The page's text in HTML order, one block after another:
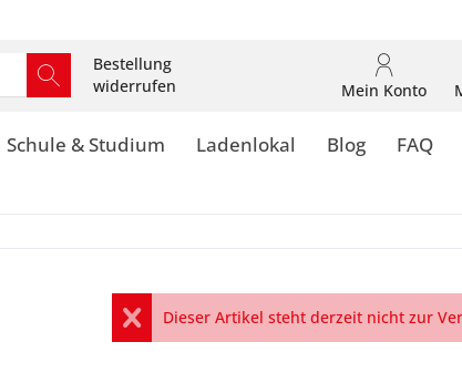
Bestellung
widerrufen
Mein Konto
Schule & Studium Ladenlokal Blog FAQ
Dieser Artikel steht derzeit nicht zur